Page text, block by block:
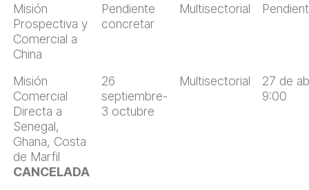
Misión
Prospectiva y
Comercial a
China
Pendiente
concretar
Multisectorial
Misión
Comercial
Directa a
Senegal,
Ghana, Costa
de Marfil
CANCELADA
26
septiembre-
3 octubre
Multisectorial
27 de
9:00